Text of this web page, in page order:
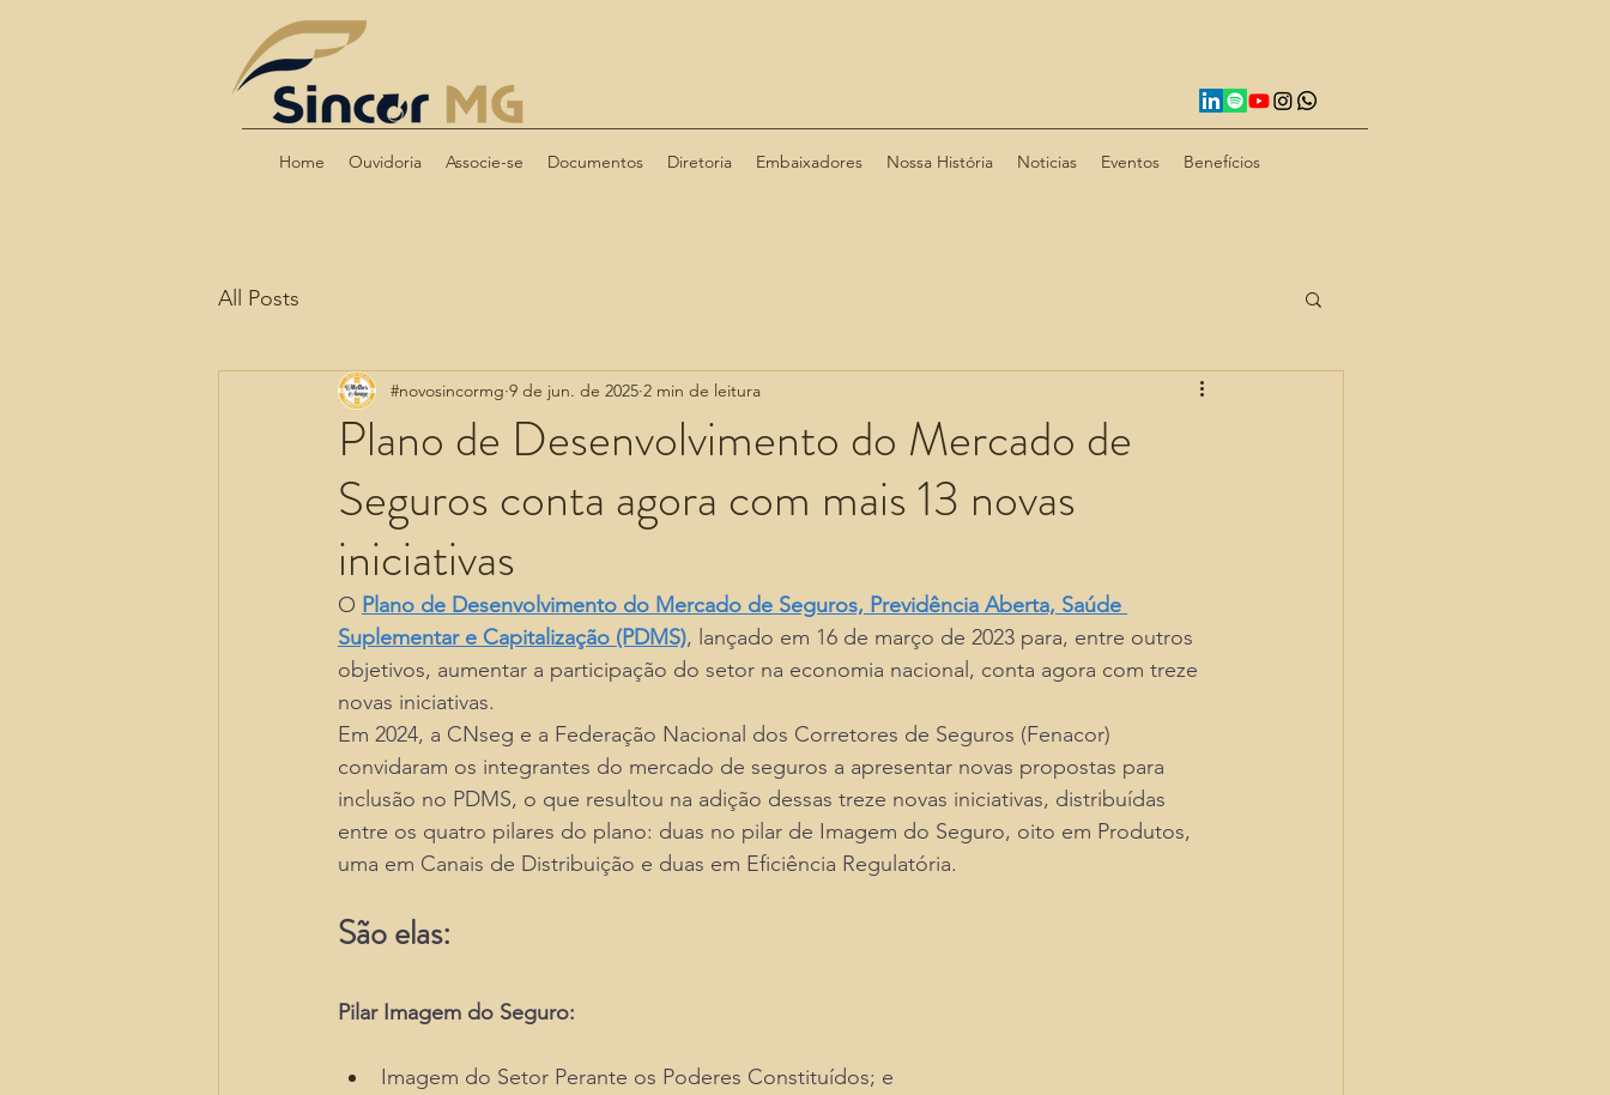
Home Ouvidoria Associe-se Documentos Diretoria Embaixadores Nossa História Noticias Eventos Benefícios
All Posts
Plano de Desenvolvimento do Mercado de
Seguros conta agora com mais 13 novas
iniciativas
#novosincormg 9 de jun. de 2025 2 min de leitura
O Plano de Desenvolvimento do Mercado de Seguros, Previdência Aberta, Saúde
Suplementar e Capitalização (PDMS), lançado em 16 de março de 2023 para, entre outros
objetivos, aumentar a participação do setor na economia nacional, conta agora com treze
novas iniciativas.
Em 2024, a CNseg e a Federação Nacional dos Corretores de Seguros (Fenacor)
convidaram os integrantes do mercado de seguros a apresentar novas propostas para
inclusão no PDMS, o que resultou na adição dessas treze novas iniciativas, distribuídas
entre os quatro pilares do plano: duas no pilar de Imagem do Seguro, oito em Produtos,
uma em Canais de Distribuição e duas em Eficiência Regulatória.
São elas:
Pilar Imagem do Seguro:
Imagem do Setor Perante os Poderes Constituídos; e